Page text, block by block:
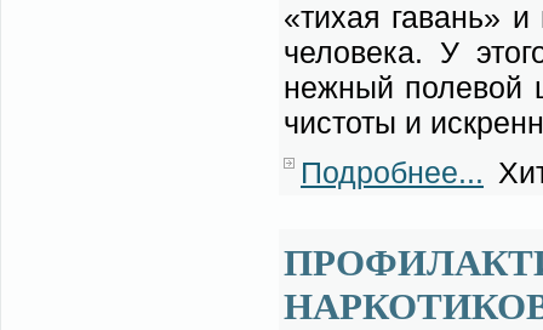
«ти­хая га­вань»
че­ло­ве­ка. У
неж­ный поле­вой
чи­сто­ты и
Подробнее...